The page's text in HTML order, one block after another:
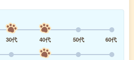
30代 40代 50代
60代